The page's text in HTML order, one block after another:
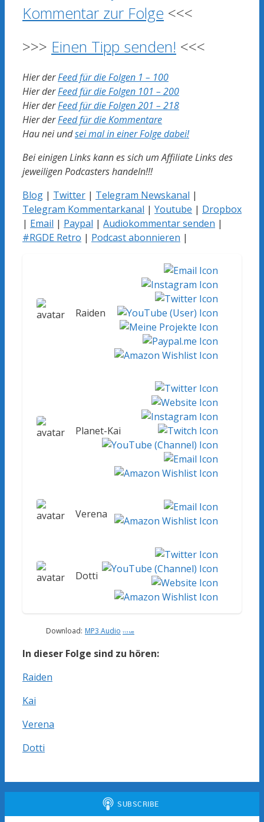
Kommentar zur Folge <<<
>>> Einen Tipp senden! <<<
Hier derFeed für die Folgen 1 – 100
Hier derFeed für die Folgen 101 – 200
Hier derFeed für die Folgen 201 – 218
Hier derFeed für die Kommentare
Hau nei undsei mal in einer Folge dabei!
Bei einigen Links kann es sich um Affiliate Links des
jeweiligen Podcasters handeln!!!
Blog | Twitter | Telegram Newskanal |
Telegram Kommentarkanal | Youtube | Dropbox
| Email | Paypal | Audiokommentar senden |
#RGDE Retro | Podcast abonnieren |
Raiden
Planet-Kai
Verena
Dotti
Download: MP3 Audio 113 MB
In dieser Folge sind zu hören:
Raiden
Kai
Verena
Dotti